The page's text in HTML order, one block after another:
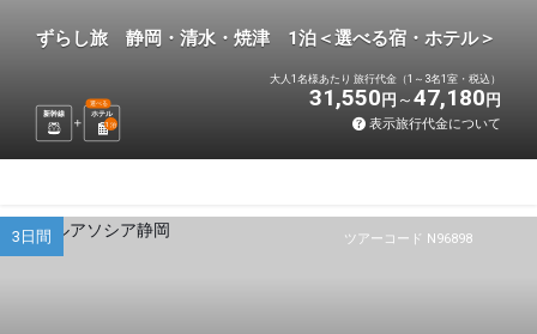
ずらし旅 静岡・清水・焼津 1泊＜選べる宿・ホテル＞
新幹線 ホテル
選べる
1 泊
大人1名様あたり 旅行代金（1～3名1室・税込）
31,550 円 47,180 円
表示旅行代金について
ツアーコード N96898
3日間